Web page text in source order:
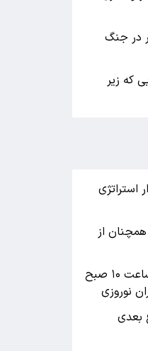
در جنگ
که زیر
استراتژی
از
اعمال محدودیت تردد در چالوس از ساعت ۱۰ صبح
نوروزی
بعدی